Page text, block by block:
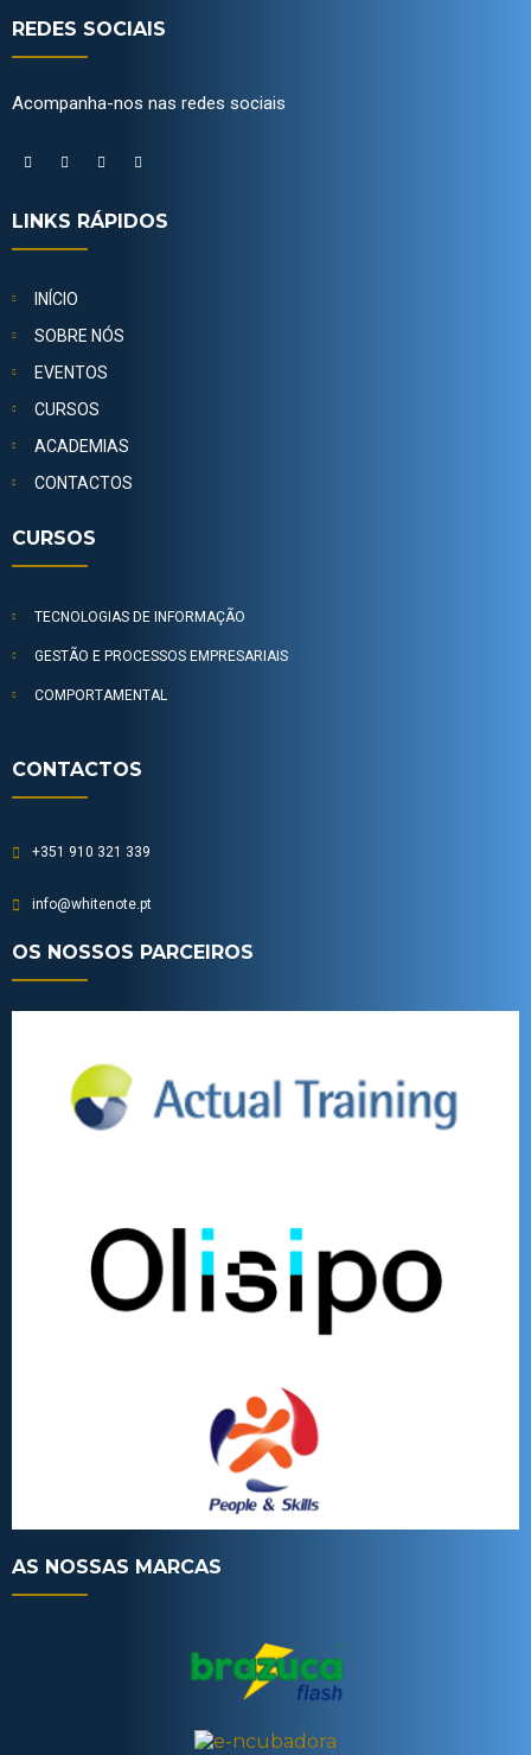
REDES SOCIAIS
Acompanha-nos nas redes sociais
LINKS RÁPIDOS
INÍCIO
SOBRE NÓS
EVENTOS
CURSOS
ACADEMIAS
CONTACTOS
CURSOS
TECNOLOGIAS DE INFORMAÇÃO
GESTÃO E PROCESSOS EMPRESARIAIS
COMPORTAMENTAL
CONTACTOS
+351 910 321 339
info@whitenote.pt
OS NOSSOS PARCEIROS
AS NOSSAS MARCAS